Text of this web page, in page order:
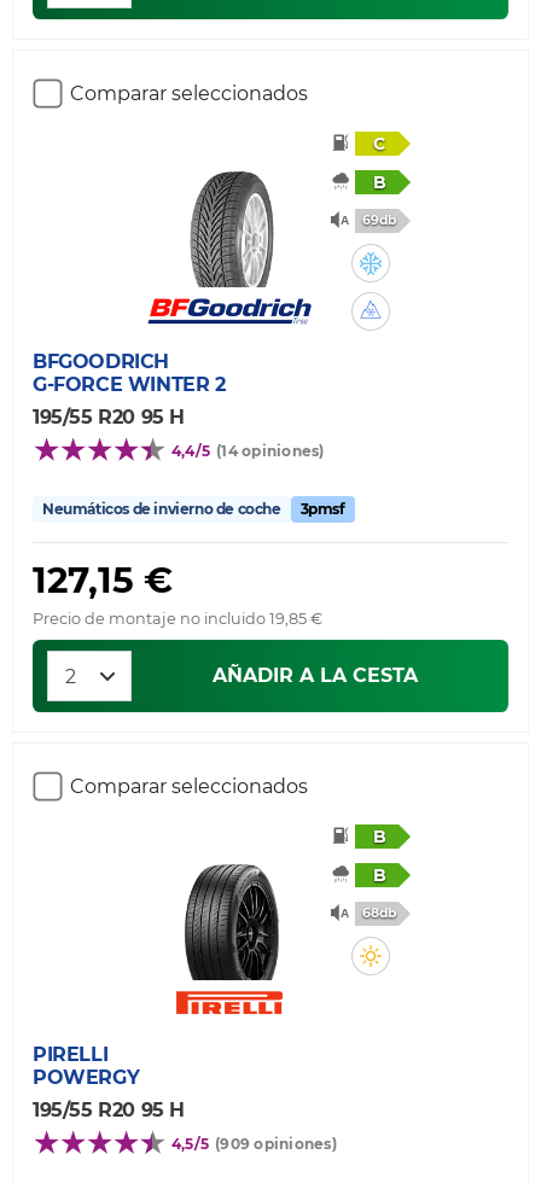
Comparar seleccionados
C
B
69db
BFGOODRICH
G-FORCE WINTER 2
195/55 R20 95 H
4,4/5 (14 opiniones)
Neumáticos de invierno de coche 3pmsf
127,15 €
Precio de montaje no incluido 19,85 €
AÑADIR A LA CESTA
Comparar seleccionados
B
B
68db
PIRELLI
POWERGY
195/55 R20 95 H
4,5/5 (909 opiniones)